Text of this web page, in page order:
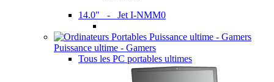
14.0" - Jet I-NMM0
Puissance ultime - Gamers
Tous les PC portables ultimes